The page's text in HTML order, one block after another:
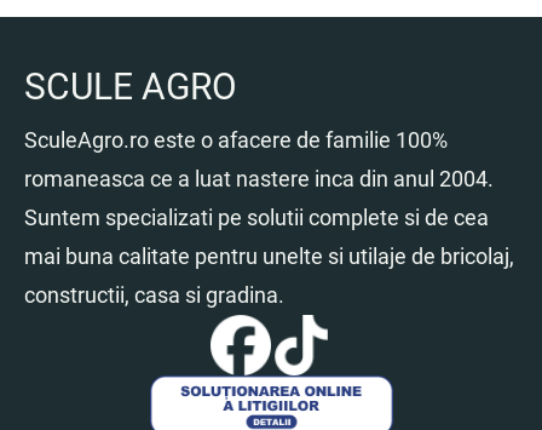
SCULE AGRO
SculeAgro.ro este o afacere de familie 100%
romaneasca ce a luat nastere inca din anul 2004.
Suntem specializati pe solutii complete si de cea
mai buna calitate pentru unelte si utilaje de bricolaj,
constructii, casa si gradina.